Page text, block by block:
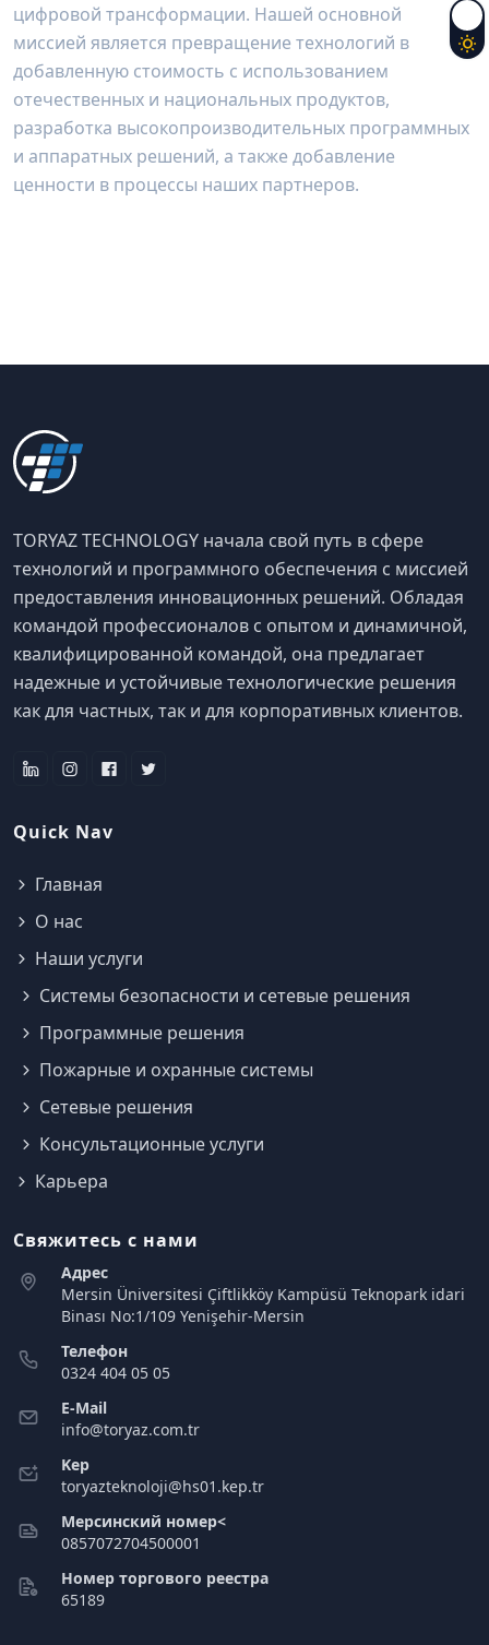
цифровой трансформации. Нашей основной
миссией является превращение технологий в
добавленную стоимость с использованием
отечественных и национальных продуктов,
разработка высокопроизводительных программных
и аппаратных решений, а также добавление
ценности в процессы наших партнеров.
TORYAZ TECHNOLOGY начала свой путь в сфере
технологий и программного обеспечения с миссией
предоставления инновационных решений. Обладая
командой профессионалов с опытом и динамичной,
квалифицированной командой, она предлагает
надежные и устойчивые технологические решения
как для частных, так и для корпоративных клиентов.
Quick Nav
Главная
О нас
Наши услуги
Системы безопасности и сетевые решения
Программные решения
Пожарные и охранные системы
Сетевые решения
Консультационные услуги
Карьера
Свяжитесь с нами
Адрес
Mersin Üniversitesi Çiftlikköy Kampüsü Teknopark idari
Binası No:1/109 Yenişehir-Mersin
Телефон
0324 404 05 05
E-Mail
info@toryaz.com.tr
Kep
toryazteknoloji@hs01.kep.tr
Мерсинский номер<
0857072704500001
Номер торгового реестра
65189